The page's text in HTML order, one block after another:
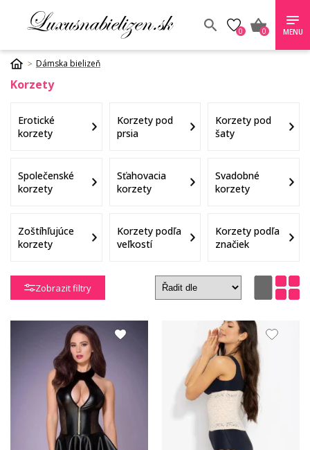
0 0 MENU
Dámska bielizeň
Korzety
Erotické
korzety
Korzety pod
prsia
Korzety pod
šaty
Společenské
korzety
Sťahovacia
korzety
Svadobné
korzety
Zoštíhľujúce
korzety
Korzety podľa
veľkostí
Korzety podľa
značiek
Zobrazit filtry